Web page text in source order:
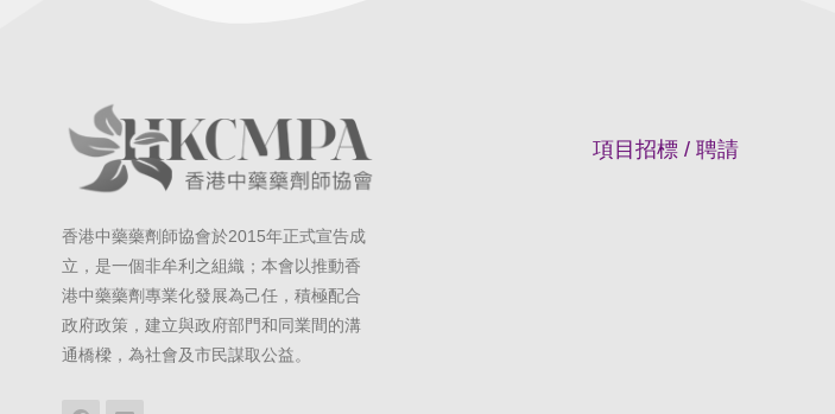
香港中藥藥劑師協會於2015年正式宣告成
立，是一個非牟利之組織；本會以推動香
港中藥藥劑專業化發展為己任，積極配合
政府政策，建立與政府部門和同業間的溝
通橋樑，為社會及市民謀取公益。
項目招標 / 聘請